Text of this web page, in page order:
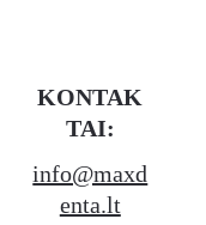
info@maxd
enta.lt
KONTAK
TAI: